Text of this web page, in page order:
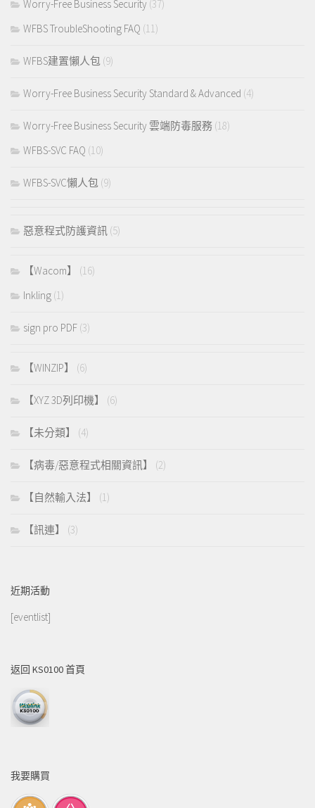
Worry-Free Business Security (37)
WFBS TroubleShooting FAQ (11)
WFBS建置懶人包 (9)
Worry-Free Business Security Standard & Advanced (4)
Worry-Free Business Security 雲端防毒服務 (18)
WFBS-SVC FAQ (10)
WFBS-SVC懶人包 (9)
惡意程式防護資訊 (5)
【Wacom】
(16)
Inkling (1)
sign pro PDF (3)
【WINZIP】 (6)
【XYZ 3D列印機】 (6)
【未分類】 (4)
【病毒/惡意程式相關資訊】 (2)
【自然輸入法】 (1)
【訊連】 (3)
近期活動
[eventlist]
返回 KS0100 首頁
我要購買